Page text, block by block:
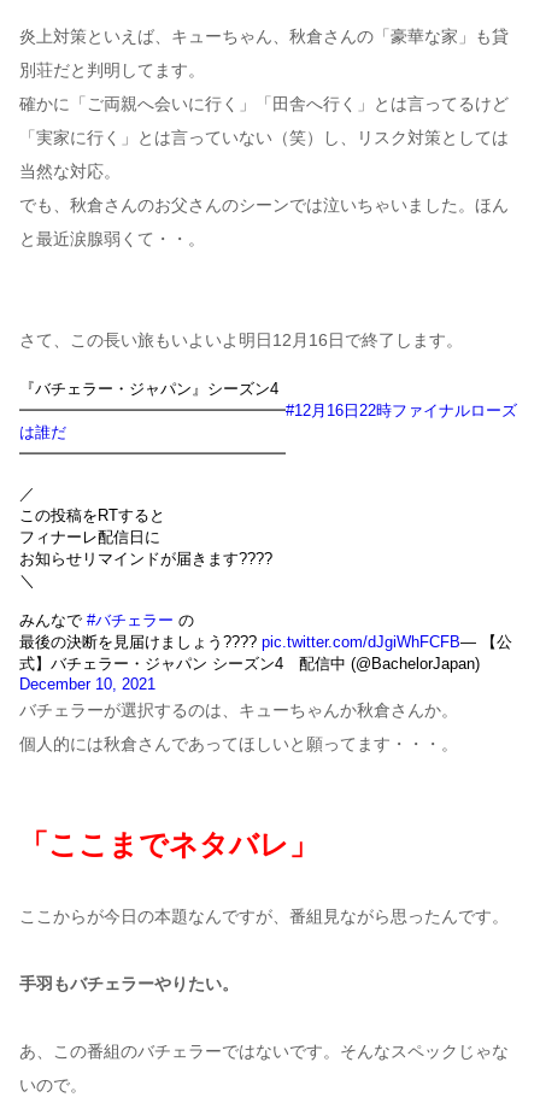
炎上対策といえば、キューちゃん、秋倉さんの「豪華な家」も貸
別荘だと判明してます。
確かに「ご両親へ会いに行く」「田舎へ行く」とは言ってるけど
「実家に行く」とは言っていない（笑）し、リスク対策としては
当然な対応。
でも、秋倉さんのお父さんのシーンでは泣いちゃいました。ほん
と最近涙腺弱くて・・。
さて、この長い旅もいよいよ明日12月16日で終了します。
『バチェラー・ジャパン』シーズン4
━━━━━━━━━━━━━━━━━#12月16日22時ファイナルローズ
は誰だ
━━━━━━━━━━━━━━━━━
／
この投稿をRTすると
フィナーレ配信日に
お知らせリマインドが届きます????
＼
みんなで #バチェラー の
最後の決断を見届けましょう???? pic.twitter.com/dJgiWhFCFB— 【公
式】バチェラー・ジャパン シーズン4 配信中 (@BachelorJapan)
December 10, 2021
バチェラーが選択するのは、キューちゃんか秋倉さんか。
個人的には秋倉さんであってほしいと願ってます・・・。
「ここまでネタバレ」
ここからが今日の本題なんですが、番組見ながら思ったんです。
手羽もバチェラーやりたい。
あ、この番組のバチェラーではないです。そんなスペックじゃな
いので。